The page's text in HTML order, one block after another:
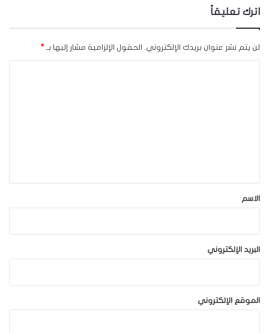
اترك تعليقاً
لن يتم نشر عنوان بريدك الإلكتروني. الحقول الإلزامية مشار إليها بـ *
*الاسم
البريد الإلكتروني
الموقع الإلكتروني